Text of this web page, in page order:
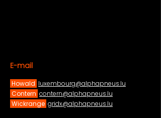
E-mail
Howald luxembourg@alphapneus.lu
Contern contern@alphapneus.lu
Wickrange gridx@alphapneus.lu